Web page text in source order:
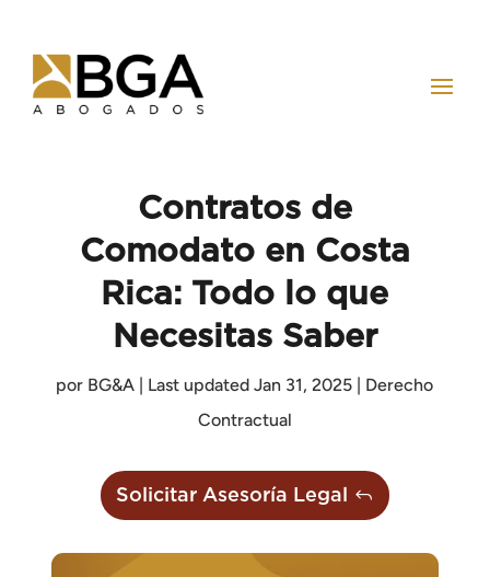
Contratos de
Comodato en Costa
Rica: Todo lo que
Necesitas Saber
por BG&A | Last updated Jan 31, 2025 | Derecho
Contractual
Solicitar Asesoría Legal